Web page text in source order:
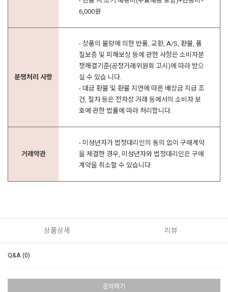
6,000원
분쟁처리 사항
- 상품의 불량에 의한 반품, 교환, A/S, 환불, 품
질보증 및 피해보상 등에 관한 사항은 소비자분
쟁해결기준(공정거래위원회 고시)에 따라 받으
실 수 있습 니다.
- 대금 환불 및 환불 지연에 따른 배상금 지급 조
건, 절차 등은 전자상 거래 등에서의 소비자 보
호에 관한 법률에 따라 처리합니다.
거래약관
- 미성년자가 법정대리인의 동의 없이 구매계약
을 체결한 경우, 미성년자와 법정대리인은 구매
계약을 취소할 수 있습니다.
상품상세 리뷰
Q&A (0)
문의하기